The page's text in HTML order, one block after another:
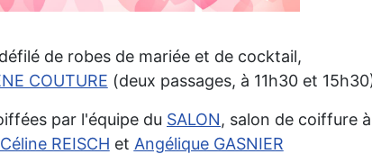
de robes de mariée et de cocktail,
COUTURE (deux passages, à 11h30 et
par l'équipe du SALON, salon de coiffure
Céline REISCH et Angélique GASNIER